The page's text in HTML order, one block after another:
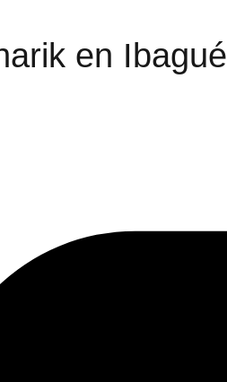
en Ibagué